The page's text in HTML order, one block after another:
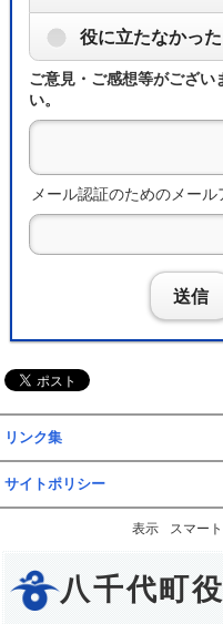
役に立たなかった
ご意見・ご感想等がござい
い。
メール認証のためのメール
送信
リンク集
サイトポリシー
表示 スマー
八千代町